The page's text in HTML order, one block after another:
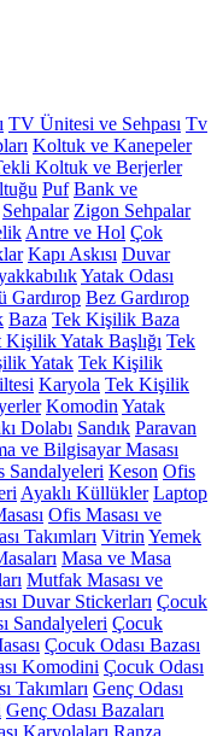
TV Ünitesi ve Sehpası Tv
Koltuk ve Kanepeler
Koltuk ve Berjerler
Puf Bank ve
Sehpalar Zigon Sehpalar
Antre ve Hol Çok
Kapı Askısı Duvar
Yatak Odası
Gardırop Bez Gardırop
Baza Tek Kişilik Baza
Yatak Başlığı Tek
Yatak Tek Kişilik
Karyola Tek Kişilik
Komodin Yatak
Dolabı Sandık Paravan
ve Bilgisayar Masası
Sandalyeleri Keson Ofis
Ayaklı Küllükler Laptop
Ofis Masası ve
Takımları Vitrin Yemek
Masa ve Masa
Mutfak Masası ve
Duvar Stickerları Çocuk
Sandalyeleri Çocuk
Çocuk Odası Bazası
Komodini Çocuk Odası
Takımları Genç Odası
Genç Odası Bazaları
Karyolaları Ranza